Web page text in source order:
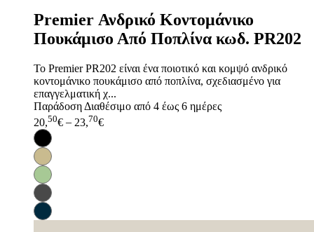
Premier Ανδρικό Κοντομάνικο
Πουκάμισο Από Ποπλίνα κωδ. PR202
Το Premier PR202 είναι ένα ποιοτικό και κομψό ανδρικό
κοντομάνικο πουκάμισο από ποπλίνα, σχεδιασμένο για
επαγγελματική χ...
Παράδοση Διαθέσιμο από 4 έως 6 ημέρες
20,50€ – 23,70€